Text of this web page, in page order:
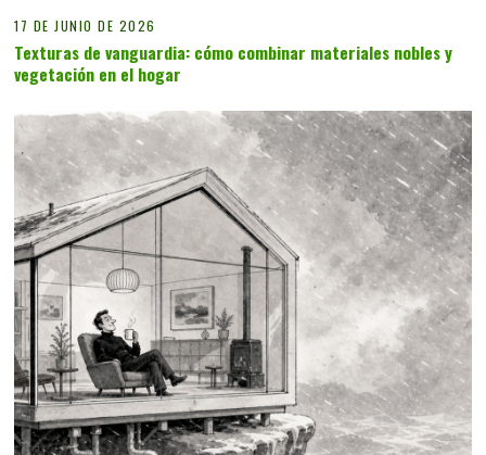
17 DE JUNIO DE 2026
Texturas de vanguardia: cómo combinar materiales nobles y
vegetación en el hogar